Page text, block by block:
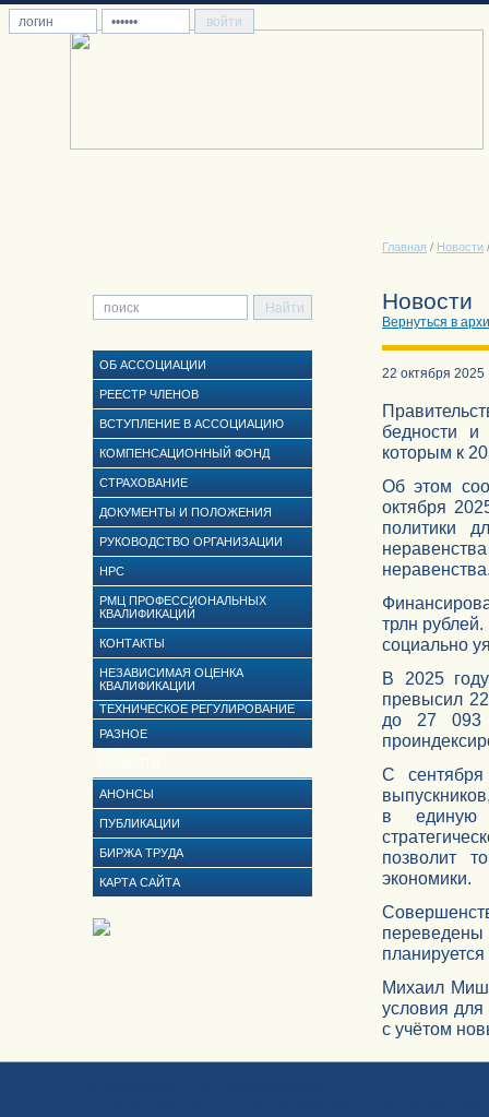
Главная / Новости
ОБ АССОЦИАЦИИ
РЕЕСТР ЧЛЕНОВ
ВСТУПЛЕНИЕ В АССОЦИАЦИЮ
КОМПЕНСАЦИОННЫЙ ФОНД
СТРАХОВАНИЕ
ДОКУМЕНТЫ И ПОЛОЖЕНИЯ
РУКОВОДСТВО ОРГАНИЗАЦИИ
НРС
РМЦ ПРОФЕССИОНАЛЬНЫХ
КВАЛИФИКАЦИЙ
КОНТАКТЫ
НЕЗАВИСИМАЯ ОЦЕНКА
КВАЛИФИКАЦИИ
ТЕХНИЧЕСКОЕ РЕГУЛИРОВАНИЕ
РАЗНОЕ
АНОНСЫ
ПУБЛИКАЦИИ
БИРЖА ТРУДА
КАРТА САЙТА
Новости
Вернуться в
22 октября 2025
бедности и
которым к
Об этом
октября
политики
трлн
социально
В 2025
превысил
до 27 093
С
в единую
позволит
экономики.
Михаил
условия
с учётом